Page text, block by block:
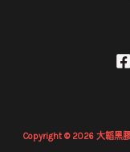
Copyright © 2026 大韜黑